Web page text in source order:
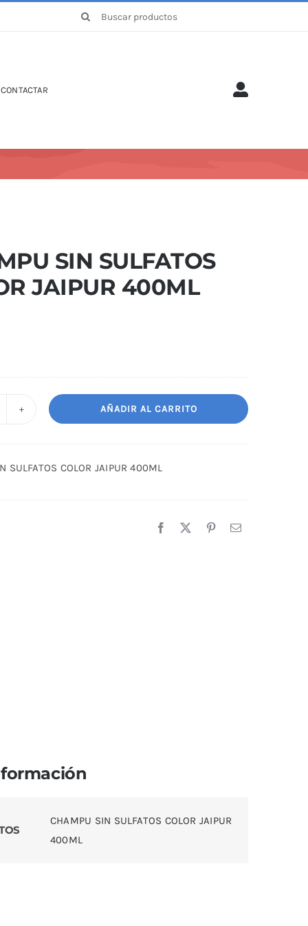
Buscar:
CONTACTAR
SIN SULFATOS
JAIPUR 400ML
AÑADIR AL CARRITO
SULFATOS COLOR JAIPUR 400ML
CHAMPU SIN SULFATOS COLOR JAIPUR
400ML